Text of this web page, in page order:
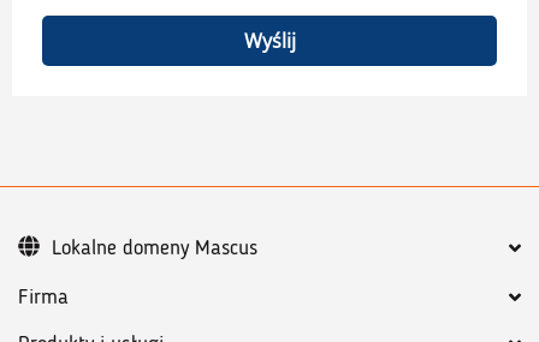
Wyślij
Firma
Lokalne domeny Mascus